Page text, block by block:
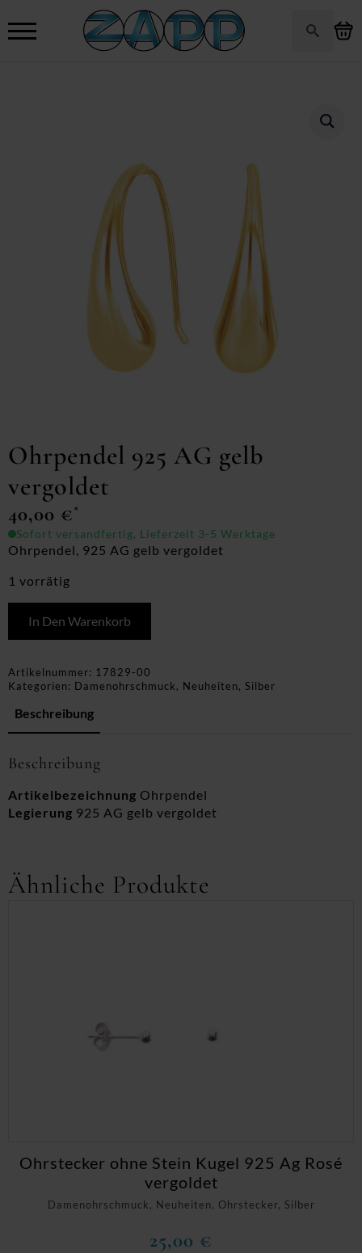
Ohrpendel 925 AG gelb
vergoldet
40,00 €*
Sofort versandfertig, Lieferzeit 3-5 Werktage
Ohrpendel, 925 AG gelb vergoldet
1 vorrätig
In Den Warenkorb
Artikelnummer: 17829-00
Kategorien: Damenohrschmuck, Neuheiten, Silber
Beschreibung
Beschreibung
Artikelbezeichnung Ohrpendel
Legierung 925 AG gelb vergoldet
Ähnliche Produkte
Damenohrschmuck, Neuheiten, Ohrstecker, Silber
Ohrstecker ohne Stein Kugel 925 Ag Rosé
vergoldet
25,00 €